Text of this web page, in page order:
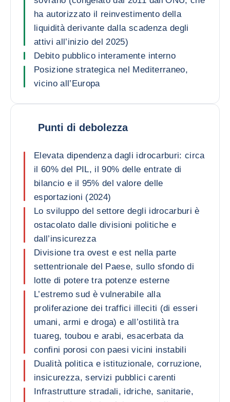
ha autorizzato il reinvestimento della
liquidità derivante dalla scadenza degli
attivi all’inizio del 2025)
Debito pubblico interamente interno
Posizione strategica nel Mediterraneo,
vicino all’Europa
Punti di debolezza
Elevata dipendenza dagli idrocarburi: circa
il 60% del PIL, il 90% delle entrate di
bilancio e il 95% del valore delle
esportazioni (2024)
Lo sviluppo del settore degli idrocarburi è
ostacolato dalle divisioni politiche e
dall’insicurezza
Divisione tra ovest e est nella parte
settentrionale del Paese, sullo sfondo di
lotte di potere tra potenze esterne
L’estremo sud è vulnerabile alla
proliferazione dei traffici illeciti (di esseri
umani, armi e droga) e all’ostilità tra
tuareg, toubou e arabi, esacerbata da
confini porosi con paesi vicini instabili
Dualità politica e istituzionale, corruzione,
insicurezza, servizi pubblici carenti
Infrastrutture stradali, idriche, sanitarie,